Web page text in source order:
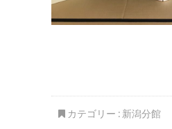
カテゴリー : 新潟分館